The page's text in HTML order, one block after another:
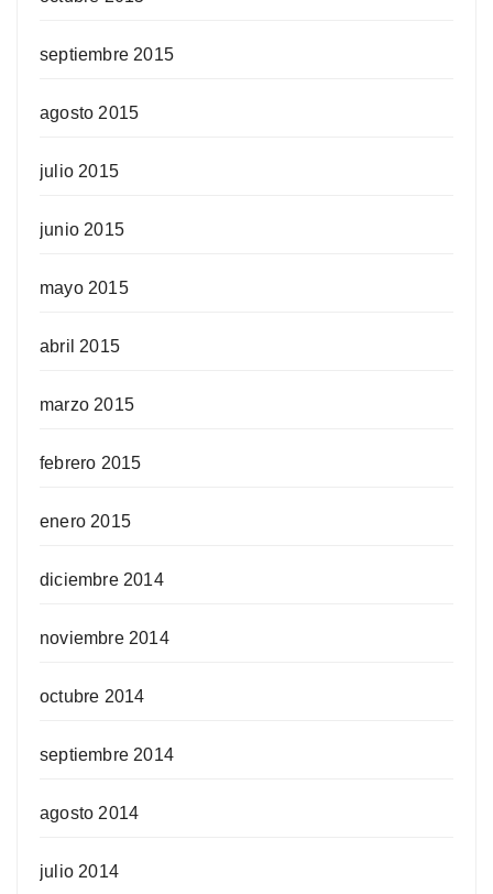
septiembre 2015
agosto 2015
julio 2015
junio 2015
mayo 2015
abril 2015
marzo 2015
febrero 2015
enero 2015
diciembre 2014
noviembre 2014
octubre 2014
septiembre 2014
agosto 2014
julio 2014